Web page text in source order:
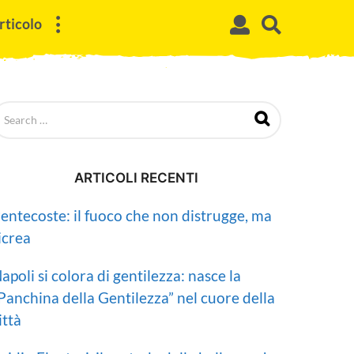
ARTICOLI RECENTI
il fuoco che non distrugge, ma
si colora di gentilezza: nasce la
della Gentilezza” nel cuore della